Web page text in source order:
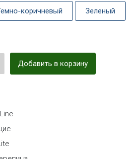
коричневый Зеленый
Добавить в корзину